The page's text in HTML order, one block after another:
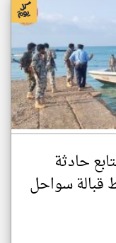
حادثة
قبالة سواحل